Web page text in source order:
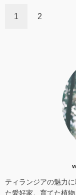
1 2
ティランジアの魅力
た愛好家。育てた植